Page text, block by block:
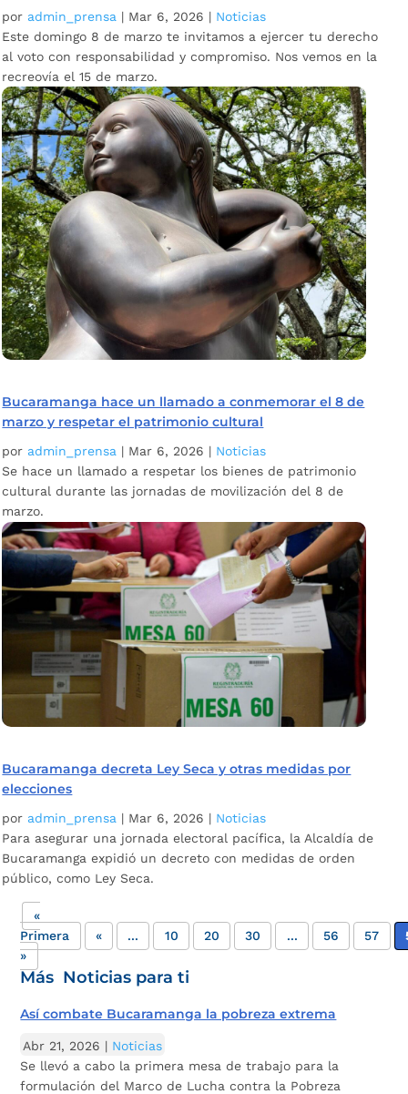
por admin_prensa | Mar 6, 2026 | Noticias
Este domingo 8 de marzo te invitamos a ejercer tu derecho
al voto con responsabilidad y compromiso. Nos vemos en la
recreovía el 15 de marzo.
Bucaramanga hace un llamado a conmemorar el 8 de
marzo y respetar el patrimonio cultural
por admin_prensa | Mar 6, 2026 | Noticias
Se hace un llamado a respetar los bienes de patrimonio
cultural durante las jornadas de movilización del 8 de
marzo.
Bucaramanga decreta Ley Seca y otras medidas por
elecciones
por admin_prensa | Mar 6, 2026 | Noticias
Para asegurar una jornada electoral pacífica, la Alcaldía de
Bucaramanga expidió un decreto con medidas de orden
público, como Ley Seca.
«
Primera
« ... 10 20 30 ... 56 57
»
Más Noticias para ti
Así combate Bucaramanga la pobreza extrema
Abr 21, 2026 | Noticias
Se llevó a cabo la primera mesa de trabajo para la
formulación del Marco de Lucha contra la Pobreza